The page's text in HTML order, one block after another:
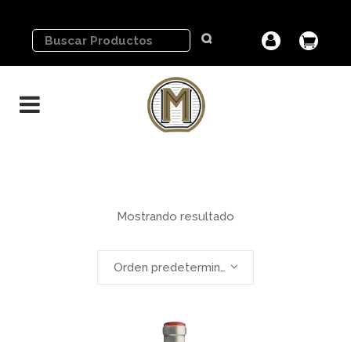
Mostrando resultado
Orden predeterminado